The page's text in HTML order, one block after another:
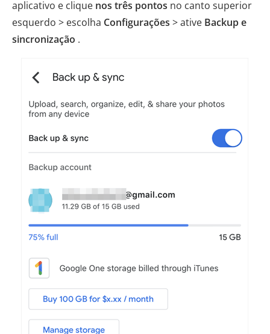
aplicativo e clique nos três pontos no canto superior
esquerdo > escolha Configurações > ative Backup e
sincronização .